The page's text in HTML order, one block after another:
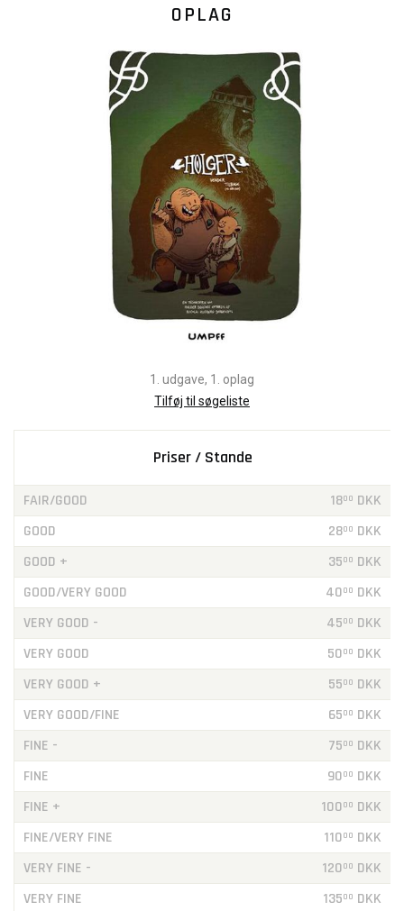
OPLAG
1. udgave, 1. oplag
Tilføj til søgeliste
Priser / Stande
FAIR/GOOD 1800 DKK
GOOD
2800 DKK
GOOD +
3500 DKK
GOOD/VERY GOOD
4000 DKK
VERY GOOD -
4500 DKK
VERY GOOD
5000 DKK
VERY GOOD +
5500 DKK
VERY GOOD/FINE
6500 DKK
FINE -
7500 DKK
FINE
9000 DKK
FINE +
10000 DKK
FINE/VERY FINE
11000 DKK
VERY FINE -
12000 DKK
VERY FINE
13500 DKK